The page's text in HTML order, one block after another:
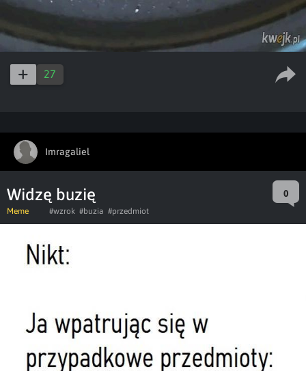
27
Imragaliel
Widzę buzię 0
Meme #wzrok #buzia #przedmiot